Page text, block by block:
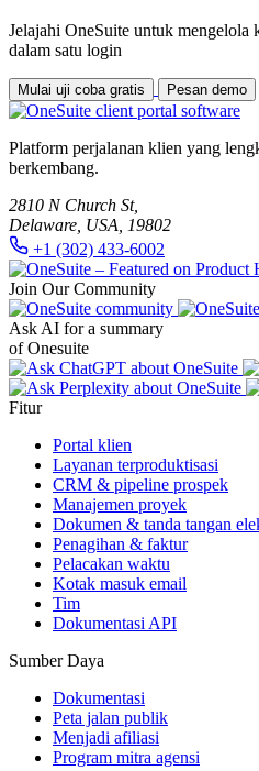
Jelajahi OneSuite untuk
dalam satu login
Mulai uji coba gratis Pesan demo
Platform perjalanan klien yang
berkembang.
2810 N Church St,
Delaware, USA, 19802
+1 (302) 433-6002
Join Our Community
Ask AI for a summary
of Onesuite
Fitur
Portal klien
Layanan terproduktisasi
CRM & pipeline prospek
Manajemen proyek
Dokumen & tanda tangan
Penagihan & faktur
Pelacakan waktu
Kotak masuk email
Tim
Dokumentasi API
Sumber Daya
Dokumentasi
Peta jalan publik
Menjadi afiliasi
Program mitra agensi